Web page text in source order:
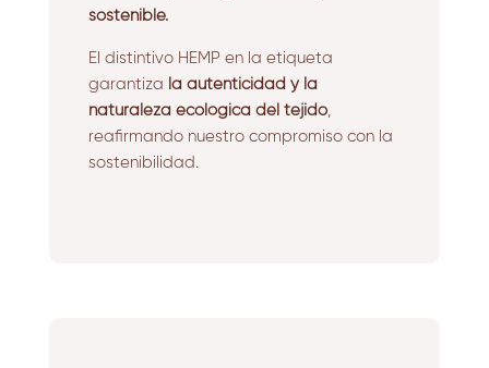
sostenible.
El distintivo HEMP en la etiqueta
garantiza la autenticidad y la
naturaleza ecológica del tejido,
reafirmando nuestro compromiso con la
sostenibilidad.